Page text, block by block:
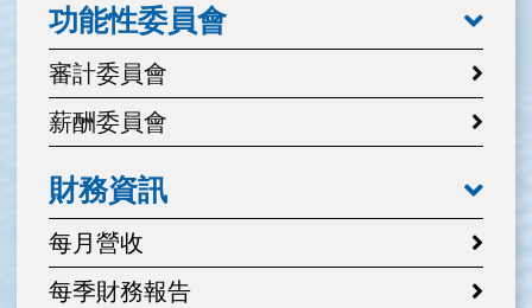
功能性委員會
審計委員會
薪酬委員會
財務資訊
每月營收
每季財務報告